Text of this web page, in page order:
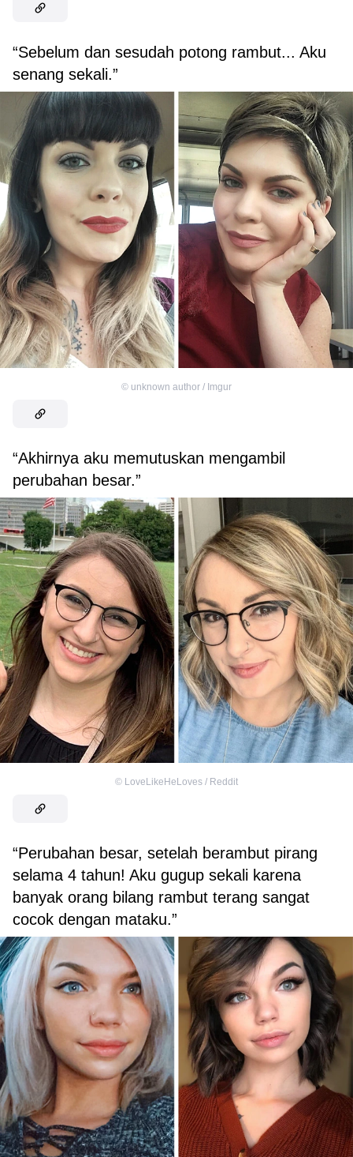
“Sebelum dan sesudah potong rambut... Aku
senang sekali.”
© unknown author / Imgur
“Akhirnya aku memutuskan mengambil
perubahan besar.”
© LoveLikeHeLoves / Reddit
“Perubahan besar, setelah berambut pirang
selama 4 tahun! Aku gugup sekali karena
banyak orang bilang rambut terang sangat
cocok dengan mataku.”